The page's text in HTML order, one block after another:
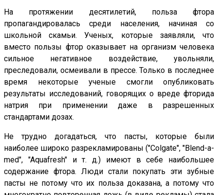
На протяжении десятилетий, польза фтора
пропагандировалась среди населения, начиная со
школьной скамьи. Ученых, которые заявляли, что
вместо пользы фтор оказывает на организм человека
сильное негативное воздействие, увольняли,
преследовали, осмеивали в прессе. Только в последнее
время некоторые ученые смогли опубликовать
результаты исследований, говорящих о вреде фторида
натрия при применении даже в разрешенных
стандартами дозах.
Не трудно догадаться, что пасты, которые были
наиболее широко разрекламированы ("Colgate", "Blend-a-
med", "Aquafresh" и т. д.) имеют в себе наибольшее
содержание фтора. Люди стали покупать эти зубные
пасты не потому что их польза доказана, а потому что